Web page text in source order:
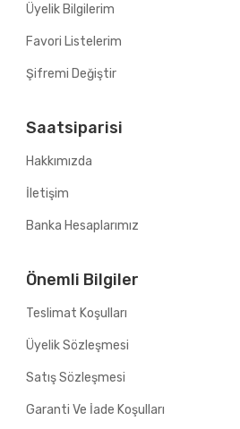
Üyelik Bilgilerim
Favori Listelerim
Şifremi Değiştir
Saatsiparisi
Hakkımızda
İletişim
Banka Hesaplarımız
Önemli Bilgiler
Teslimat Koşulları
Üyelik Sözleşmesi
Satış Sözleşmesi
Garanti Ve İade Koşulları